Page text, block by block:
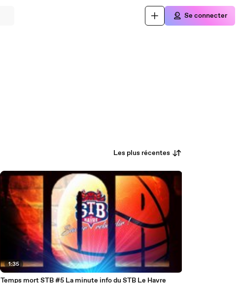
Se connecter
Les plus récentes
1:35
Temps mort STB #5 La minute info du STB Le Havre